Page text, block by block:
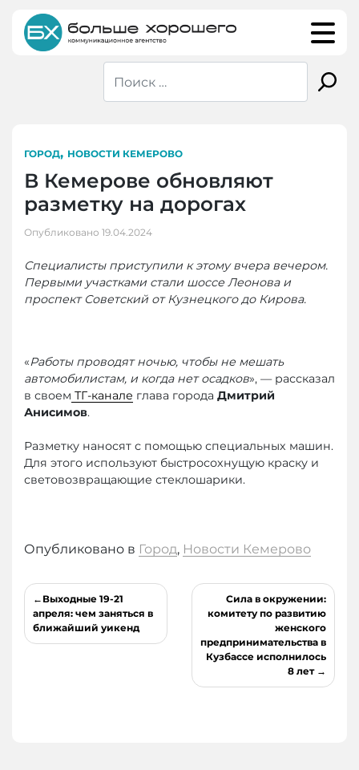
content
ГОРОД, НОВОСТИ КЕМЕРОВО
В Кемерове обновляют
разметку на дорогах
Опубликовано 19.04.2024
Специалисты приступили к этому вчера вечером.
Первыми участками стали шоссе Леонова и
проспект Советский от Кузнецкого до Кирова.
«Работы проводят ночью, чтобы не мешать
автомобилистам, и когда нет осадков», — рассказал
в своем ТГ-канале глава города Дмитрий
Анисимов.
Разметку наносят с помощью специальных машин.
Для этого используют быстросохнущую краску и
световозвращающие стеклошарики.
Опубликовано в Город, Новости Кемерово
Навигация
по
записям
Выходные 19-21
апреля: чем заняться в
ближайший уикенд
Сила в окружении:
комитету по развитию
женского
предпринимательства в
Кузбассе исполнилось
8 лет